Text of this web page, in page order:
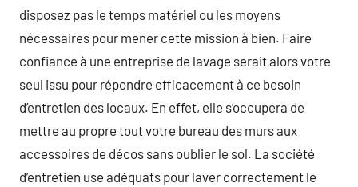
disposez pas le temps matériel ou les moyens
nécessaires pour mener cette mission à bien. Faire
confiance à une entreprise de lavage serait alors votre
seul issu pour répondre efficacement à ce besoin
d’entretien des locaux. En effet, elle s’occupera de
mettre au propre tout votre bureau des murs aux
accessoires de décos sans oublier le sol. La société
d’entretien use adéquats pour laver correctement le